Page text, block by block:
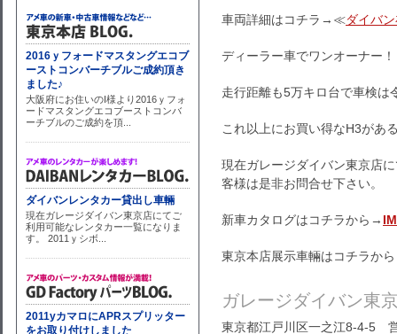
車両詳細はコチラ→≪ダイバ
ディーラー車でワンオーナー！
走行距離も5万キロ台で車検は
これ以上にお買い得なH3があ
現在ガレージダイバン東京店
客様は是非お問合せ下さい。
新車カタログはコチラから→
東京本店展示車輛はコチラか
ガレージダイバン東
東京都江戸川区一之江8-4-5